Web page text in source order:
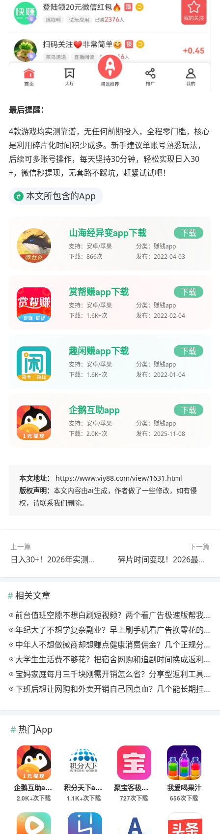
最后提醒：
4款游戏均实测靠谱，无任何前期投入，全程零门槛，核心
是利用碎片化时间积少成多。新手建议单账号熟悉玩法，
后续可多账号操作，每天坚持30分钟，轻松实现日入30
+，微信秒提现，无套路不踩坑，赶紧试试吧！
# 本文所包含的App
山海经异变app下载 下载
支持： 安卓/苹果 分类： 赚钱app
下载： 866次 发布： 2022-04-03
赏帮赚app下载 下载
支持： 安卓/苹果 分类： 赚钱app
下载： 1.6K+次 发布： 2022-02-04
趣闲赚app下载 下载
支持： 安卓/苹果 分类： 赚钱app
下载： 1.6K+次 发布： 2022-01-04
企鹅互助app 下载
支持： 安卓/苹果 分类： 赚钱app
下载： 2.0K+次 发布： 2025-11-08
本文地址：
https://www.viy88.com/view/1631.html
版权声明： 本文内容由ai生成，作者做了一些修改，如有侵
权，请联系我们删除。
上一篇
日入30+！2026年实测靠谱的赚钱小游戏，新手零门槛秒上手
下一篇
碎片时间变现！2026最火赚钱小游戏盘点，一天30+不是梦
相关文章
前台值班空隙不想白刷短视频？两个看广告极速版帮我月回血三百块
年纪大了不想学复杂副业？早上刷手机看广告换零花的两个极速版用法
中年人不想做微商却想赚点健康消费佣金？几个正规分享式返利平台排位
大学生生活费不够花？把宿舍网购和追剧时间换成返利零钱的方法
宝妈家庭每月三千块刚需开销怎么省？分享型返利工具这样搭最舒服
下班后想让网购和外卖开销自己回点血？几个能长期挂机的返利入口实测
热门App
企鹅互助app
2.0K+次下载
积分天下app
1.1K+次下载
聚宝客极速版
727次下载
我爱喝果汁
656次下载